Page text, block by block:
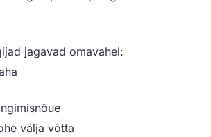
jagavad omavahel:
välja võtta